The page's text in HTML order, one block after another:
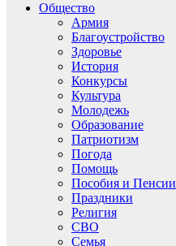
Общество
Армия
Благоустройство
Здоровье
История
Конкурсы
Культура
Молодежь
Образование
Патриотизм
Погода
Помощь
Пособия и Пенсии
Праздники
Религия
СВО
Семья